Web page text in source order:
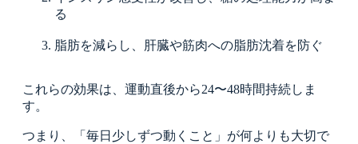
る
脂肪を減らし、肝臓や筋肉への脂肪沈着を防ぐ
これらの効果は、運動直後から24〜48時間持続しま
す。
つまり、「毎日少しずつ動くこと」が何よりも大切で